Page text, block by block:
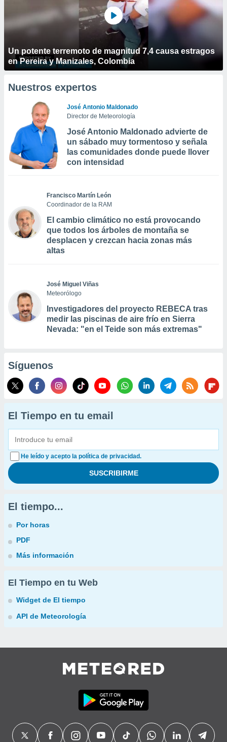
Un potente terremoto de magnitud 7,4 causa estragos
en Pereira y Manizales, Colombia
Nuestros expertos
José Antonio Maldonado
Director de Meteorología
José Antonio Maldonado advierte de
un sábado muy tormentoso y señala
las comunidades donde puede llover
con intensidad
Francisco Martín León
Coordinador de la RAM
El cambio climático no está provocando
que todos los árboles de montaña se
desplacen y crezcan hacia zonas más
altas
José Miguel Viñas
Meteorólogo
Investigadores del proyecto REBECA tras
medir las piscinas de aire frío en Sierra
Nevada: "en el Teide son más extremas"
Síguenos
El Tiempo en tu email
He leído y acepto la política de privacidad.
El tiempo...
Por horas
PDF
Más información
El Tiempo en tu Web
Widget de El tiempo
API de Meteorología